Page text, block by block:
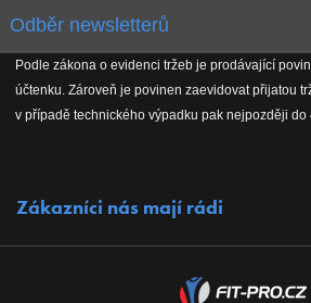
Reklamační řád
Koho podporujeme
Odběr newsletterů
Podle zákona o evidenci tržeb je prodávající
účtenku. Zároveň je povinen zaevidovat přijatou
v případě technického výpadku pak nejpozději do
Zákazníci nás mají rádi